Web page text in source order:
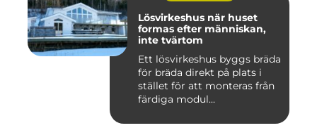
Lösvirkeshus när huset
formas efter människan,
inte tvärtom
Ett lösvirkeshus byggs bräda
för bräda direkt på plats i
stället för att monteras från
färdiga modul...